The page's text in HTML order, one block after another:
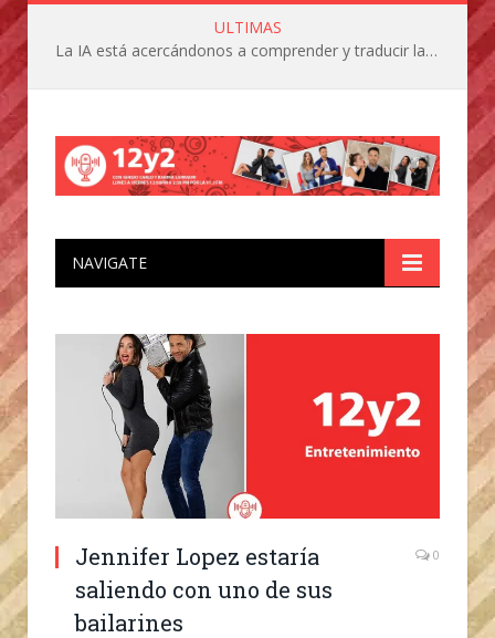
ULTIMAS
La IA está acercándonos a comprender y traducir las vocalizaciones y comportamientos de nuestras mascotas
NAVIGATE
Jennifer Lopez estaría
saliendo con uno de sus
bailarines
0